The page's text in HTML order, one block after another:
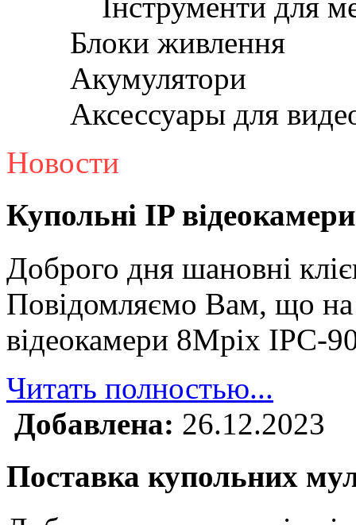
Блоки живлення
Акумулятори
Аксессуары для
Новости
Купольні IP
Доброго дня шановні
Повідомляємо Вам, що на
відеокамери 8Mpix IPC-
Читать полностью...
Добавлена: 26.12.2023
Поставка купольних